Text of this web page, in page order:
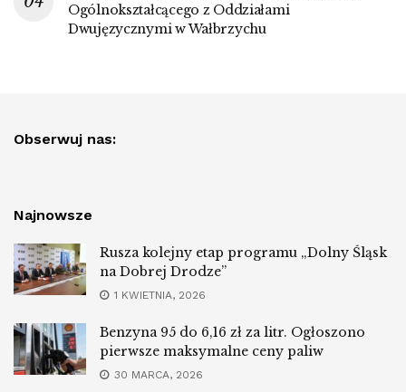
Ogólnokształcącego z Oddziałami
Dwujęzycznymi w Wałbrzychu
Obserwuj nas:
Najnowsze
Rusza kolejny etap programu „Dolny Śląsk
na Dobrej Drodze”
1 KWIETNIA, 2026
Benzyna 95 do 6,16 zł za litr. Ogłoszono
pierwsze maksymalne ceny paliw
30 MARCA, 2026